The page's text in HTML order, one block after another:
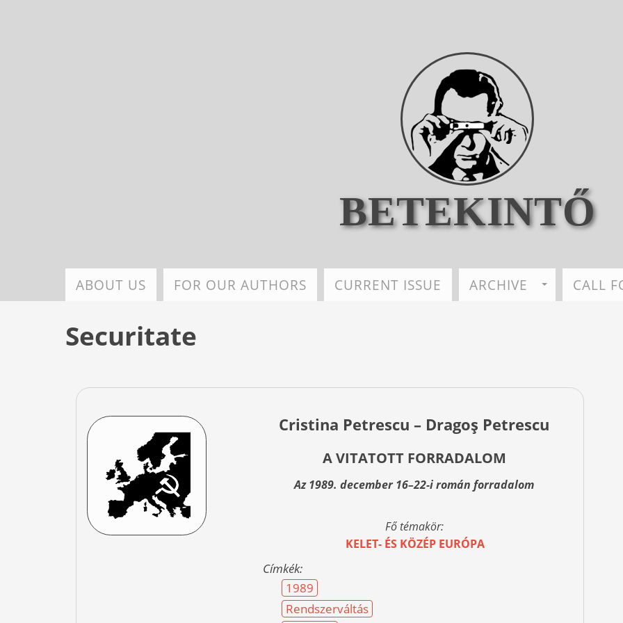
BETEKINTŐ
ABOUT US FOR OUR AUTHORS CURRENT ISSUE ARCHIVE CALL
Securitate
Cristina Petrescu – Dragoş Petrescu
A VITATOTT FORRADALOM
Az 1989. december 16–22-i román forradalom
Fő témakör:
KELET- ÉS KÖZÉP EURÓPA
Címkék:
1989
Rendszerváltás